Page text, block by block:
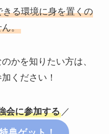
る環境に身を置くの
ん。
かを知りたい方は、
ください！
会に参加する ／